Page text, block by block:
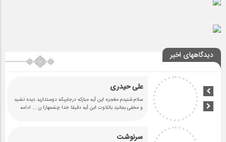
دیدگاههای اخیر
علی حیدری
سلام شنیدم مغجزه این آیه مبارکه درجاییکه دوستدارید دیده نشید
و مخفی بمانید باتلاوت ابن آیه دقیقا خدا چشمهارا ن ... ادامه
سرنوشت